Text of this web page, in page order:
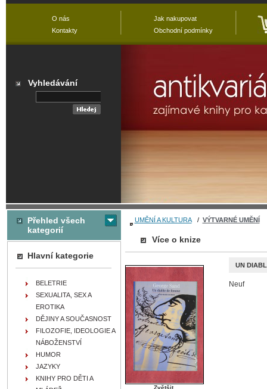
UMĚNÍ A KULTURA/ VÝTVARNÉ UMĚNÍ
Více o knize
Zvětšit
UN
Neuf
Přehled všech
kategorií
Hlavní kategorie
BELETRIE
SEXUALITA, SEX A
EROTIKA
DĚJINY A SOUČASNOST
FILOZOFIE, IDEOLOGIE A
NÁBOŽENSTVÍ
HUMOR
JAZYKY
KNIHY PRO DĚTI A
O nás
Kontakty
Jak nakupovat
Obchodní podmínky
Vyhledávání